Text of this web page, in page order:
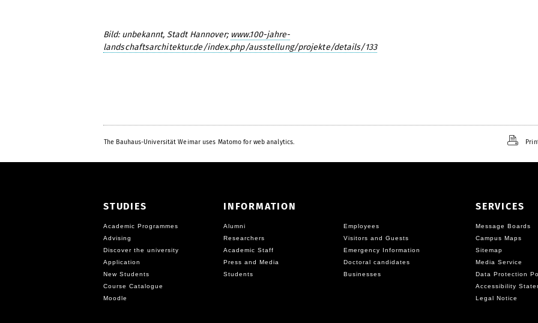
Bild: unbekannt, Stadt Hannover; www.100-jahre-
landschaftsarchitektur.de/index.php/ausstellung/projekte/details/133
The Bauhaus-Universität Weimar uses Matomo for web analytics.
STUDIES
Academic Programmes
Advising
Discover the university
Application
New Students
Course Catalogue
Moodle
INFORMATION
Alumni
Employees
Researchers
Visitors and Guests
Academic Staff
Emergency Information
Press and Media
Doctoral candidates
Students
Businesses
SERVICES
Message Boards
Campus Maps
Sitemap
Media Service
Data Protection
Accessibility
Legal Notice